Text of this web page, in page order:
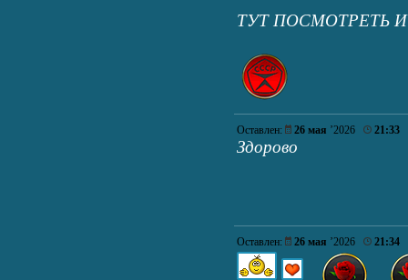
ТУТ ПОСМОТРЕТЬ
Оставлен: 26 мая ’2026 21:33
Здорово
Оставлен: 26 мая ’2026 21:34